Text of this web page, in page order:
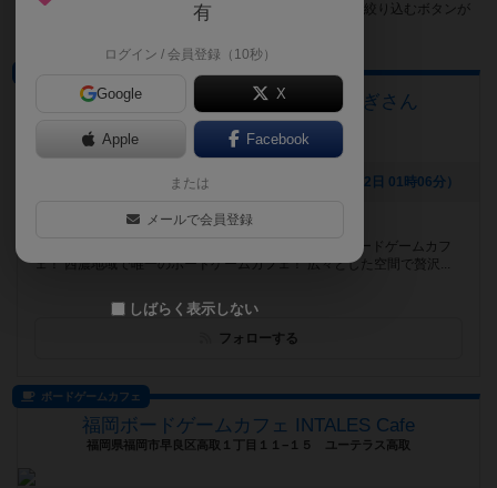
たアカウントでログインすると、同じ都道府県内の店舗に絞り込むボタンが
大垣のボードゲームカフェ 黒やぎさん
岐阜県大垣市荒川町470-2
[NEW] 8月のイベントカレンダーです！（2026年07月22日 01時06分）
遊べるボードゲーム
1206個
ディアシュピールのボドゲ1500個を全て引き取ったボードゲームカフ
ェ！ 西濃地域で唯一のボードゲームカフェ！ 広々とした空間で贅沢...
フォローする
ボードゲームカフェ
福岡ボードゲームカフェ INTALES Cafe
福岡県福岡市早良区高取１丁目１１−１５ ユーテラス高取
有
ログイン / 会員登録（10秒）
Google X
Apple Facebook
または
メールで会員登録
しばらく表示しない